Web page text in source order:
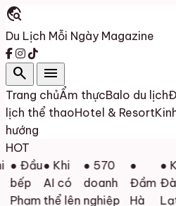
travel_explore
Du Lịch Mỗi Ngày Magazine
search menu
Trang chủẨm thựcBalo du lịch
lịch thể thaoHotel & Resort
hướng
HOT
● Đầu
bếp
Phạm
● Khi
AI có
thể lên
● 570
doanh
nghiệp
●
Đầm
Hà
●
Đà